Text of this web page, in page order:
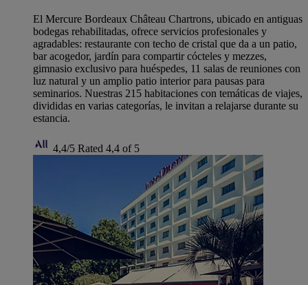
El Mercure Bordeaux Château Chartrons, ubicado en antiguas
bodegas rehabilitadas, ofrece servicios profesionales y
agradables: restaurante con techo de cristal que da a un patio,
bar acogedor, jardín para compartir cócteles y mezzes,
gimnasio exclusivo para huéspedes, 11 salas de reuniones con
luz natural y un amplio patio interior para pausas para
seminarios. Nuestras 215 habitaciones con temáticas de viajes,
divididas en varias categorías, le invitan a relajarse durante su
estancia.
4,4/5 Rated 4,4 of 5